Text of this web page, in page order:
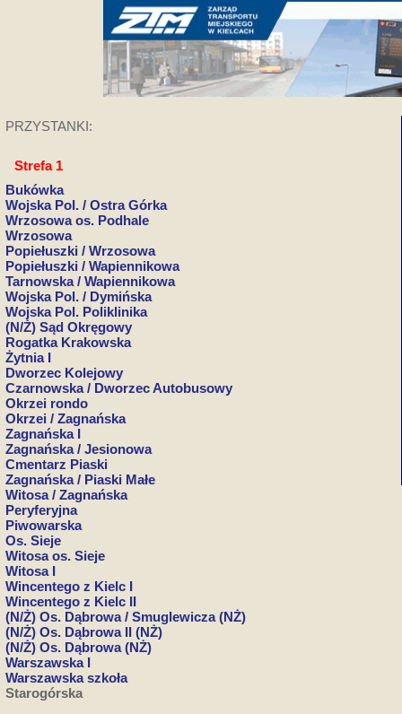
PRZYSTANKI:
Strefa 1
Bukówka
Wojska Pol. / Ostra Górka
Wrzosowa os. Podhale
Wrzosowa
Popiełuszki / Wrzosowa
Popiełuszki / Wapiennikowa
Tarnowska / Wapiennikowa
Wojska Pol. / Dymińska
Wojska Pol. Poliklinika
(N/Ż) Sąd Okręgowy
Rogatka Krakowska
Żytnia I
Dworzec Kolejowy
Czarnowska / Dworzec Autobusowy
Okrzei rondo
Okrzei / Zagnańska
Zagnańska I
Zagnańska / Jesionowa
Cmentarz Piaski
Zagnańska / Piaski Małe
Witosa / Zagnańska
Peryferyjna
Piwowarska
Os. Sieje
Witosa os. Sieje
Witosa I
Wincentego z Kielc I
Wincentego z Kielc II
(N/Ż) Os. Dąbrowa / Smuglewicza (NŻ)
(N/Ż) Os. Dąbrowa II (NŻ)
(N/Ż) Os. Dąbrowa (NŻ)
Warszawska I
Warszawska szkoła
Starogórska